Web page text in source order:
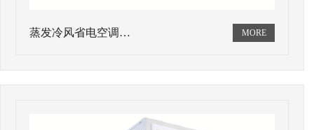
蒸发冷风省电空调…